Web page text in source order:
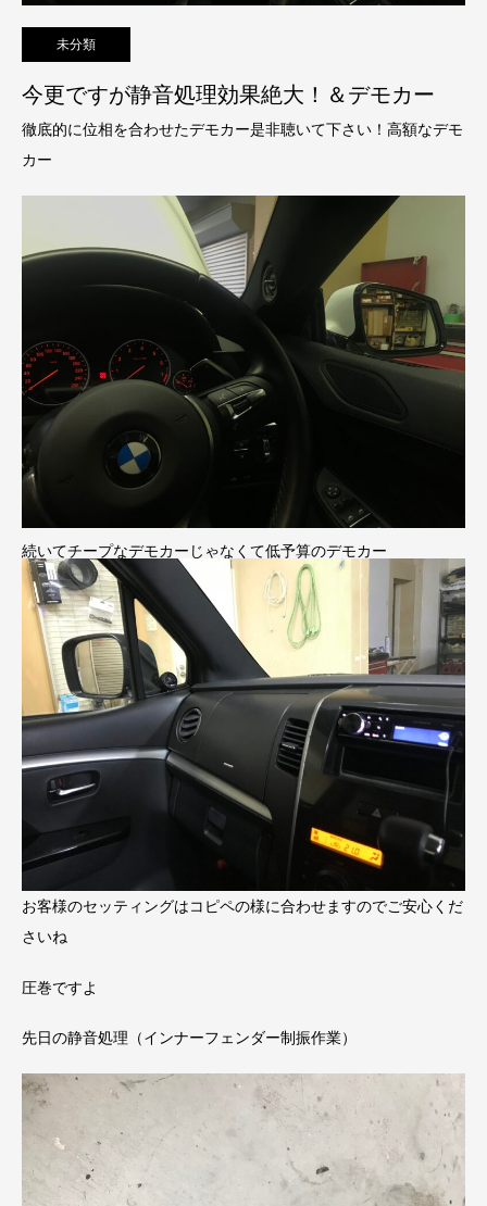
未分類
今更ですが静音処理効果絶大！＆デモカー
徹底的に位相を合わせたデモカー是非聴いて下さい！高額なデモ
カー
続いてチープなデモカーじゃなくて低予算のデモカー
お客様のセッティングはコピペの様に合わせますのでご安心くだ
さいね
圧巻ですよ
先日の静音処理（インナーフェンダー制振作業）